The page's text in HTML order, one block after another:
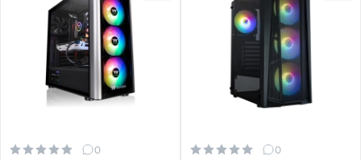
0 0